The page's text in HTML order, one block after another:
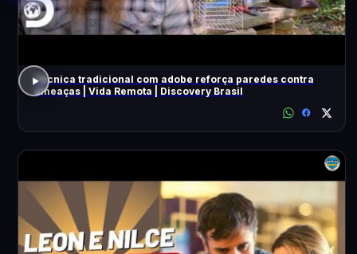
Técnica tradicional com adobe reforça paredes contra
ameaças | Vida Remota | Discovery Brasil